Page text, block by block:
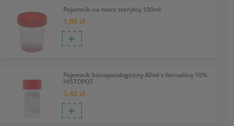
Pojemnik na mocz sterylny 100ml
1.08 zł
Pojemnik histopatologiczny 40ml z formaliną 10%
HISTOPOT
3.42 zł